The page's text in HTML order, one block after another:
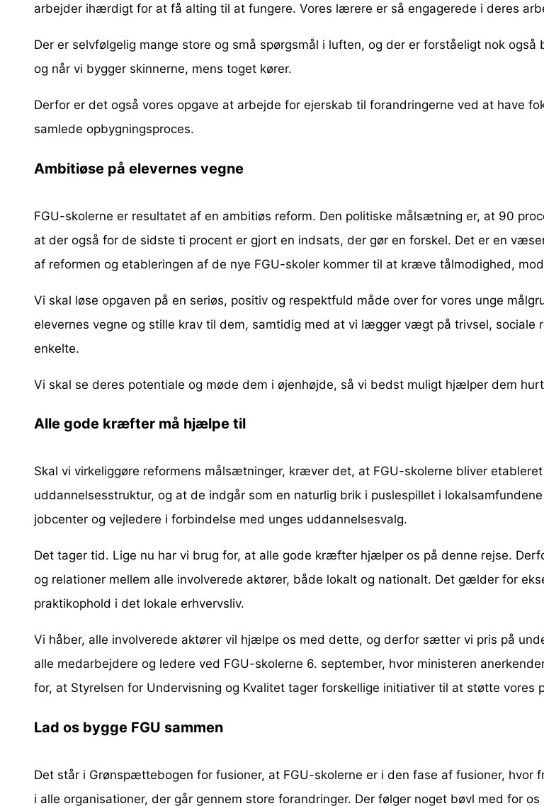
arbejder ihærdigt for at få alting til at fungere. Vores lærere er så engagerede i deres
Der er selvfølgelig mange store og små spørgsmål i luften, og der er forståeligt nok
og når vi bygger skinnerne, mens toget kører.
Derfor er det også vores opgave at arbejde for ejerskab til forandringerne ved at have
samlede opbygningsproces.
Ambitiøse på elevernes vegne
FGU-skolerne er resultatet af en ambitiøs reform. Den politiske målsætning er, at 90
at der også for de sidste ti procent er gjort en indsats, der gør en forskel. Det er en
af reformen og etableringen af de nye FGU-skoler kommer til at kræve tålmodighed,
Vi skal løse opgaven på en seriøs, positiv og respektfuld måde over for vores unge
elevernes vegne og stille krav til dem, samtidig med at vi lægger vægt på trivsel, sociale
enkelte.
Vi skal se deres potentiale og møde dem i øjenhøjde, så vi bedst muligt hjælper dem
Alle gode kræfter må hjælpe til
Skal vi virkeliggøre reformens målsætninger, kræver det, at FGU-skolerne bliver
uddannelsesstruktur, og at de indgår som en naturlig brik i puslespillet i
jobcenter og vejledere i forbindelse med unges uddannelsesvalg.
Det tager tid. Lige nu har vi brug for, at alle gode kræfter hjælper os på denne rejse.
og relationer mellem alle involverede aktører, både lokalt og nationalt. Det gælder for
praktikophold i det lokale erhvervsliv.
Vi håber, alle involverede aktører vil hjælpe os med dette, og derfor sætter vi pris på
alle medarbejdere og ledere ved FGU-skolerne 6. september, hvor ministeren
for, at Styrelsen for Undervisning og Kvalitet tager forskellige initiativer til at støtte vores
Lad os bygge FGU sammen
Det står i Grønspættebogen for fusioner, at FGU-skolerne er i den fase af fusioner, hvor
i alle organisationer, der går gennem store forandringer. Der følger noget bøvl med for os